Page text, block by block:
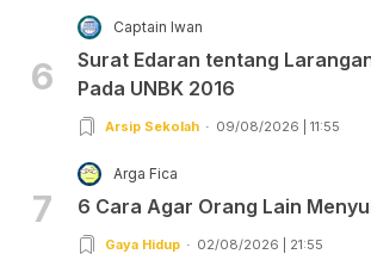
6
Captain Iwan
Surat Edaran tentang
Pada UNBK 2016
Arsip Sekolah 09/08/2026 | 11:55
7
Arga Fica
6 Cara Agar Orang Lain
Gaya Hidup 02/08/2026 | 21:55